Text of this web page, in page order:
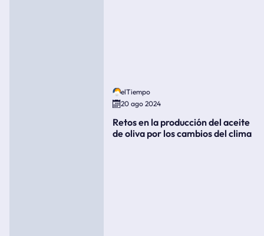
elTiempo
20 ago 2024
Retos en la producción del aceite
de oliva por los cambios del clima